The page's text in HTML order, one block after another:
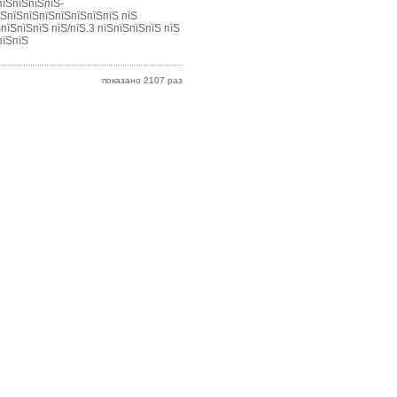
пїЅ
пїЅ/пїЅ.3 пїЅпїЅпїЅпїЅ пїЅ
показано 2107 раз